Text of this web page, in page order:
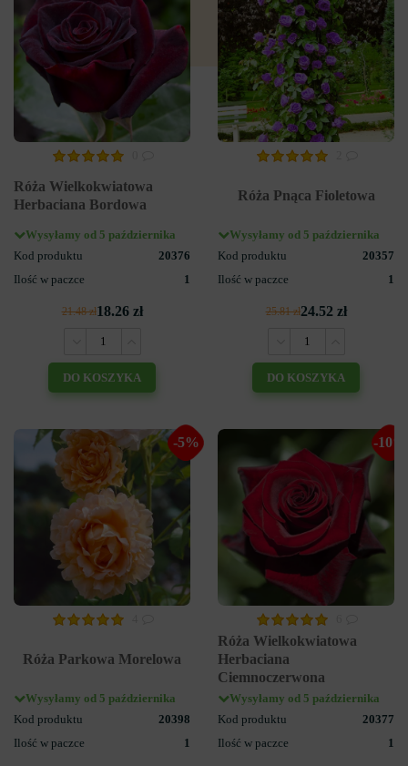
Róża Wielkokwiatowa
Herbaciana Bordowa
Wysyłamy od 5 października
Kod produktu
20376
Ilość w paczce
1
21.48 zł18.26 zł
DO KOSZYKA
Róża Pnąca Fioletowa
Wysyłamy od 5 października
Kod produktu
20357
Ilość w paczce
1
25.81 zł24.52 zł
DO KOSZYKA
-5%
Róża Parkowa Morelowa
Wysyłamy od 5 października
Kod produktu
20398
Ilość w paczce
1
-10%
Róża Wielkokwiatowa
Herbaciana
Ciemnoczerwona
Wysyłamy od 5 października
Kod produktu
20377
Ilość w paczce
1